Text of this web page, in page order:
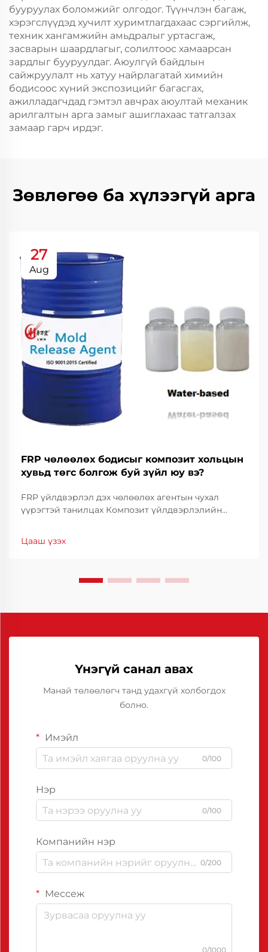
бууруулах боломжийг олгодог. Түүнчлэн багаж,
хэрэгслүүдэд хучилт хуримтлагдахаас сэргийлж,
техник хангамжийн амьдралыг уртасгаж,
засварын шаардлагыг, солилтоос хамаарсан
зардлыг бууруулдаг. Аюулгүй байдлын
сайжруулалт нь хатуу найрлагатай химийн
бодисоос хүний ​​экспозицийг багасгах,
ажилладагчдад гэмтэл авчрах аюултай механик
арилгалтын арга замыг ашиглахаас татгалзах
замаар гарч ирдэг.
Зөвлөгөө ба хүлээгүй арга
27
Aug
FRP чөлөөлөх бодисыг композит хольцын
хувьд төгс болгож буй зүйл юу вэ?
FRP үйлдвэрлэл дэх чөлөөлөх агентын чухал
үүрэгтэй танилцах Композит үйлдвэрлэлийн
байгаа. Эдгээр онцгой химийн найрлагууд нь ...
Цааш үзэх
Үнэгүй санал авах
Манай төлөөлөгч танд удахгүй холбогдох
болно.
Имэйл
0/100
Нэр
0/100
Компанийн нэр
0/200
Мессеж
0/1000